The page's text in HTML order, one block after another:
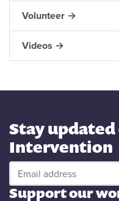
Volunteer →
Videos →
Stay updated
Intervention
Support our